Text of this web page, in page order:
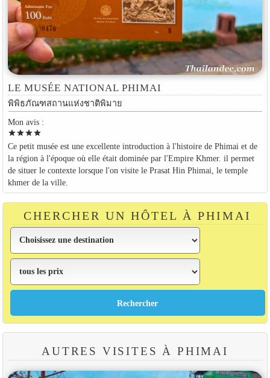
LE MUSÉE NATIONAL PHIMAI
พิพิธภัณฑสถานแห่งชาติพิมาย
Mon avis :
starstarstarstar
Ce petit musée est une excellente introduction à l'histoire de Phimai et de
la région à l'époque où elle était dominée par l'Empire Khmer. il permet
de situer le contexte lorsque l'on visite le Prasat Hin Phimai, le temple
khmer de la ville.
CHERCHER UN HÔTEL À PHIMAI
AUTRES VISITES À PHIMAI